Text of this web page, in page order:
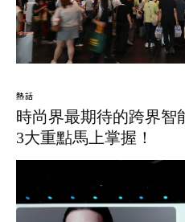
熱話
時尚界最期待的跨界智
3大重點馬上掌握！